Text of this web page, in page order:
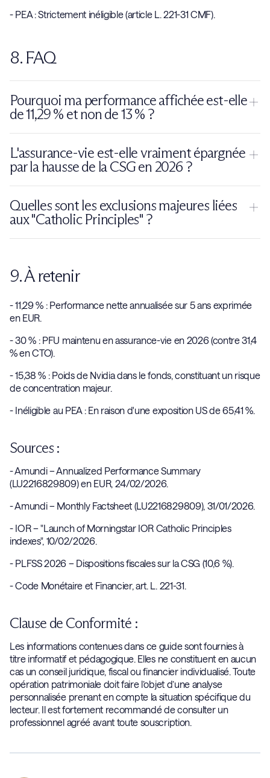
- PEA : Strictement inéligible (article L. 221-31 CMF).
8. FAQ
Pourquoi ma performance affichée est-elle
de 11,29 % et non de 13 % ?
annualisée en Euros (EUR) pour l'investisseur français sur 5
ans. Le taux de 13,02 % concernait l'indice brut en dollars
L'assurance-vie est-elle vraiment épargnée
par la hausse de la CSG en 2026 ?
30 % pour les contrats d'assurance-vie, alors que les autres
placements financiers subissent le taux de 31,4 %.
Quelles sont les exclusions majeures liées
aux "Catholic Principles" ?
contraception, les cellules souches, les armes
nucléaires/controversées, le tabac et les jeux d'argent.
9. À retenir
- 11,29 % : Performance nette annualisée sur 5 ans exprimée
en EUR.
- 30 % : PFU maintenu en assurance-vie en 2026 (contre 31,4
% en CTO).
- 15,38 % : Poids de Nvidia dans le fonds, constituant un risque
de concentration majeur.
- Inéligible au PEA : En raison d'une exposition US de 65,41 %.
Sources :
- Amundi – Annualized Performance Summary
(LU2216829809) en EUR, 24/02/2026.
- Amundi – Monthly Factsheet (LU2216829809), 31/01/2026.
- IOR – "Launch of Morningstar IOR Catholic Principles
indexes", 10/02/2026.
- PLFSS 2026 – Dispositions fiscales sur la CSG (10,6 %).
- Code Monétaire et Financier, art. L. 221-31.
Clause de Conformité :
Les informations contenues dans ce guide sont fournies à
titre informatif et pédagogique. Elles ne constituent en aucun
cas un conseil juridique, fiscal ou financier individualisé. Toute
opération patrimoniale doit faire l’objet d’une analyse
personnalisée prenant en compte la situation spécifique du
lecteur. Il est fortement recommandé de consulter un
professionnel agréé avant toute souscription.